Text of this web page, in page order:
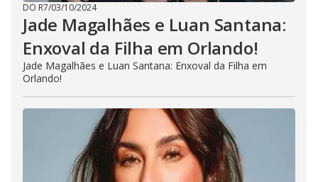
DO R7/03/10/2024
Jade Magalhães e Luan Santana:
Enxoval da Filha em Orlando!
Jade Magalhães e Luan Santana: Enxoval da Filha em
Orlando!